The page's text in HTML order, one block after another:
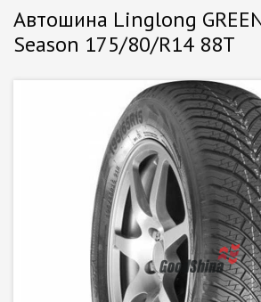
Автошина Linglong
Season 175/80/R14 88T